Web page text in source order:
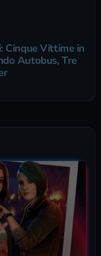
Cinque Vittime in
Autobus, Tre